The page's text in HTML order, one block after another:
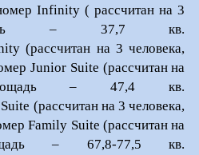
Infinity ( рассчитан на 3
– 37,7 кв.
(рассчитан на 3 человека,
Junior Suite (рассчитан на
– 47,4 кв.
(рассчитан на 3 человека,
Family Suite (рассчитан на
– 67,8-77,5 кв.